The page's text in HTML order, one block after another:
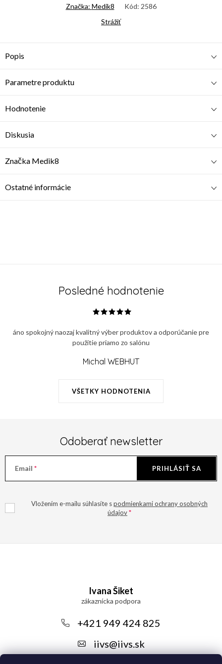
Značka: Medik8 Kód: 2586
Strážiť
Popis
Parametre produktu
Hodnotenie
Diskusia
Značka Medik8
Ostatné informácie
Posledné hodnotenie
VŠETKY HODNOTENIA
áno spokojný naozaj kvalitný výber produktov a odporúčanie pre
použitie priamo zo salónu
Michal WEBHUT
Odoberať newsletter
Email
Vložením e-mailu súhlasíte spodmienkami ochrany osobných
údajov
PRIHLÁSIŤ SA
i
Ivana Šiket
+421 949 424 825
iivs@iivs.sk